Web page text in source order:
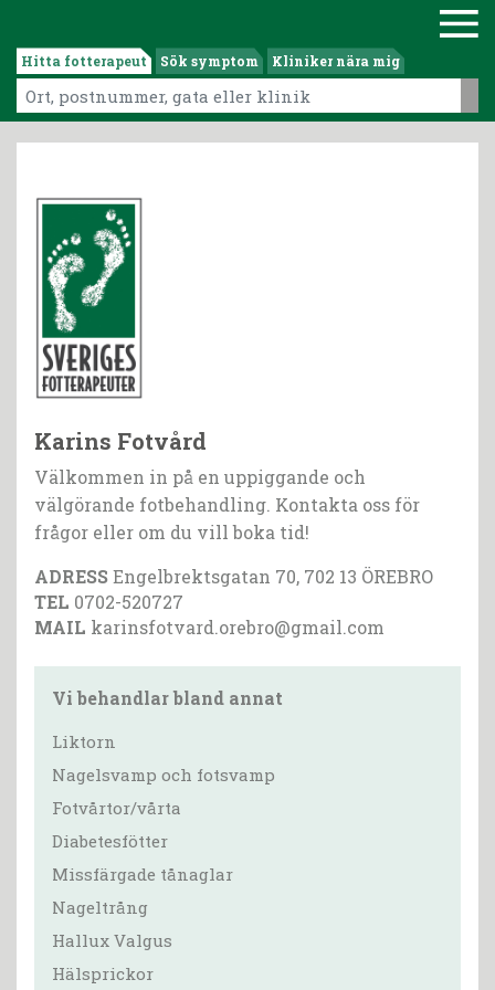
Hitta fotterapeut Sök symptom Kliniker nära mig
Karins Fotvård
Välkommen in på en uppiggande och
välgörande fotbehandling. Kontakta oss för
frågor eller om du vill boka tid!
ADRESSEngelbrektsgatan 70, 702 13 ÖREBRO
TEL 0702-520727
MAIL karinsfotvard.orebro@gmail.com
Vi behandlar bland annat
Liktorn
Nagelsvamp och fotsvamp
Fotvårtor/vårta
Diabetesfötter
Missfärgade tånaglar
Nageltrång
Hallux Valgus
Hälsprickor